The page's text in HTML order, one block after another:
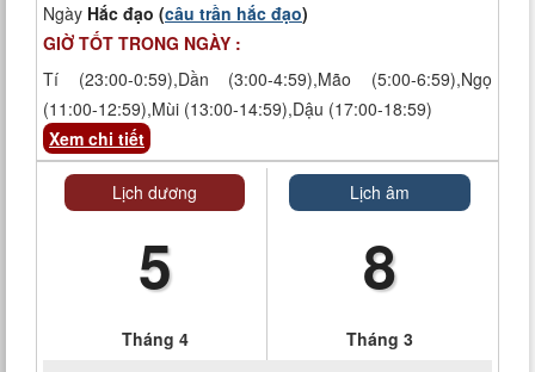
Ngày Hắc đạo (câu trần hắc đạo)
GIỜ TỐT TRONG NGÀY :
Tí (23:00-0:59),Dần (3:00-4:59),Mão (5:00-6:59),Ngọ
(11:00-12:59),Mùi (13:00-14:59),Dậu (17:00-18:59)
Xem chi tiết
Lịch dương
5
Tháng 4
Lịch âm
8
Tháng 3